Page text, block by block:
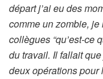
départ j’ai eu des
comme un zombie, je
collègues “qu’est-ce
du travail. Il fallait
deux opérations pour